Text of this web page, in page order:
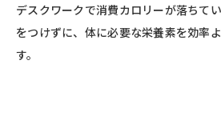
デスクワークで消費カロリーが落ちて
をつけずに、体に必要な栄養素を効率
す。